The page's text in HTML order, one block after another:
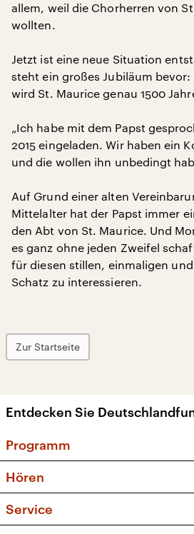
allem, weil die Chorherren von
wollten.
Jetzt ist eine neue Situation
steht ein großes Jubiläum bevor:
wird St. Maurice genau 1500
„Ich habe mit dem Papst
2015 eingeladen. Wir haben ein
und die wollen ihn unbedingt
Auf Grund einer alten
Mittelalter hat der Papst immer
den Abt von St. Maurice. Und
es ganz ohne jeden Zweifel
für diesen stillen, einmaligen
Schatz zu interessieren.
Zur Startseite
Entdecken Sie
Programm
Sendungen und Podcasts
Musikliste
Hören
Frequenzen (UKW + DAB+)
Service